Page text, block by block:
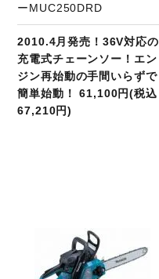
ーMUC250DRD
2010.4月発売！36V対応の
充電式チェーンソー！エン
ジン再始動の手間いらずで
簡単始動！ 61,100円(税込
67,210円)